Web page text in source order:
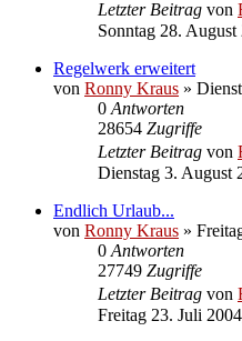
Letzter Beitrag von
Sonntag 28.
Regelwerk erweitert
von Ronny Kraus »
0 Antworten
28654 Zugriffe
Letzter Beitrag von
Dienstag 3. August
Endlich Urlaub...
von Ronny Kraus »
0 Antworten
27749 Zugriffe
Letzter Beitrag von
Freitag 23. Juli